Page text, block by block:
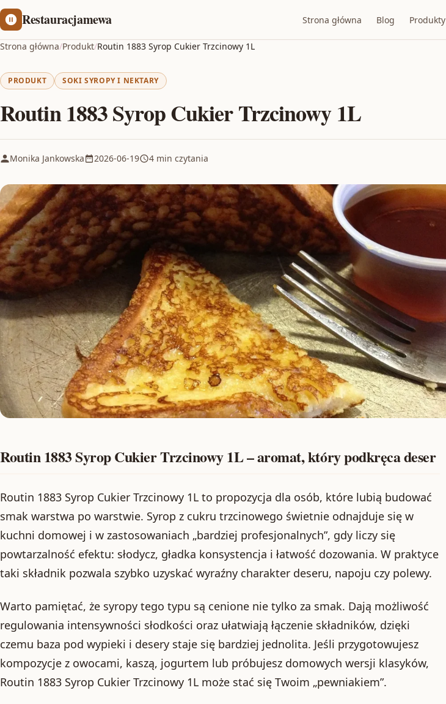
Restauracjamewa Strona główna Blog Produkty
Strona główna/Produkt/Routin 1883 Syrop Cukier Trzcinowy 1L
PRODUKT SOKI SYROPY I NEKTARY
Routin 1883 Syrop Cukier Trzcinowy 1L
Monika Jankowska 2026-06-19 4 min czytania
Routin 1883 Syrop Cukier Trzcinowy 1L – aromat, który podkręca deser
Routin 1883 Syrop Cukier Trzcinowy 1L to propozycja dla osób, które lubią budować
smak warstwa po warstwie. Syrop z cukru trzcinowego świetnie odnajduje się w
kuchni domowej i w zastosowaniach „bardziej profesjonalnych”, gdy liczy się
powtarzalność efektu: słodycz, gładka konsystencja i łatwość dozowania. W praktyce
taki składnik pozwala szybko uzyskać wyraźny charakter deseru, napoju czy polewy.
Warto pamiętać, że syropy tego typu są cenione nie tylko za smak. Dają możliwość
regulowania intensywności słodkości oraz ułatwiają łączenie składników, dzięki
czemu baza pod wypieki i desery staje się bardziej jednolita. Jeśli przygotowujesz
kompozycje z owocami, kaszą, jogurtem lub próbujesz domowych wersji klasyków,
Routin 1883 Syrop Cukier Trzcinowy 1L może stać się Twoim „pewniakiem”.